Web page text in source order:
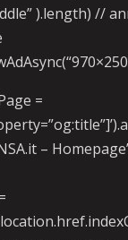
).length) //
=
–